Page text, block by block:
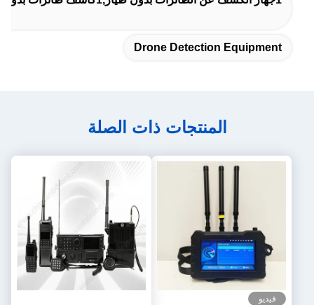
Drone Detection Equipment
المنتجات ذات الصلة
فيديو